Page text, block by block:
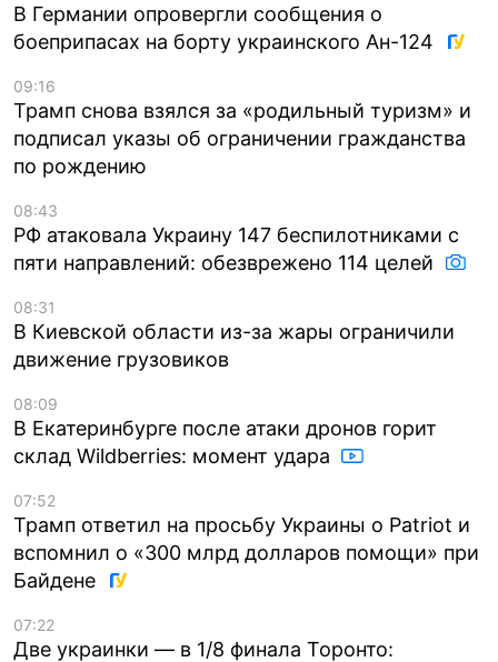
В Германии опровергли сообщения о
боеприпасах на борту украинского Ан-124
09:16
Трамп снова взялся за «родильный туризм» и
подписал указы об ограничении гражданства
по рождению
08:43
РФ атаковала Украину 147 беспилотниками с
пяти направлений: обезврежено 114 целей
08:31
В Киевской области из-за жары ограничили
движение грузовиков
08:09
В Екатеринбурге после атаки дронов горит
склад Wildberries: момент удара
07:52
Трамп ответил на просьбу Украины о Patriot и
вспомнил о «300 млрд долларов помощи» при
Байдене
07:22
Две украинки — в 1/8 финала Торонто: